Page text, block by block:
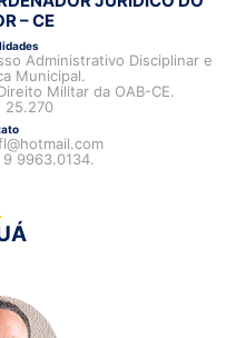
– CE
Administrativo Disciplinar e
Municipal.
Militar da OAB-CE.
25.270
9963.0134.